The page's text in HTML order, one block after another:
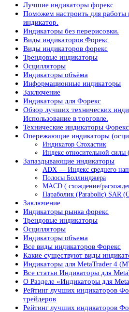
Лучшие индикаторы форекс
Поможем настроить для
индикатор.
Индикаторы без перерисовки.
Виды индикаторов Форекс
Виды индикаторов форекс
Трендовые индикаторы
Осцилляторы
Индикаторы объёма
Информационные индикаторы
Заключение
Индикаторы для Форекс
Обзор лучших технических
Использование в торговле.
Технические индикаторы Форекс
Опережающие индикаторы
Индикатор Стохастик
Индекс относительной силы
Запаздывающие индикаторы
ADX — Индекс среднего
Полосы Боллинджера
MACD ( схождение/
Параболик (Parabolic) SAR
Заключение
Индикаторы рынка форекс
Трендовые индикаторы
Осцилляторы
Индикаторы объема
Все виды индикаторов Форекс
Какие существуют виды
Индикаторы для MetaTrader 4
Все статьи Индикаторы для
О Разделе «Индикаторы для
Рейтинг лучших индикаторов
трейдеров
Рейтинг лучших индикаторов